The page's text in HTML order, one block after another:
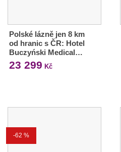
Polské lázně jen 8 km
od hranic s ČR: Hotel
Buczyński Medical…
23 299 Kč
-62 %